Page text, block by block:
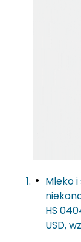
Mleko
HS
USD,